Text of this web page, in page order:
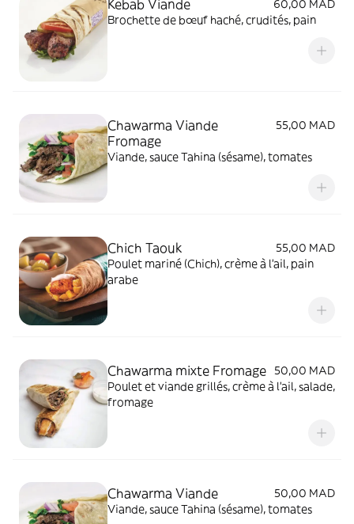
Kebab Viande
60,00 MAD
Brochette de bœuf haché, crudités, pain
Chawarma Viande
Fromage
55,00 MAD
Viande, sauce Tahina (sésame), tomates
Chich Taouk
55,00 MAD
Poulet mariné (Chich), crème à l'ail, pain
arabe
Chawarma mixte Fromage 50,00 MAD
Poulet et viande grillés, crème à l'ail, salade,
fromage
Chawarma Viande
50,00 MAD
Viande, sauce Tahina (sésame), tomates